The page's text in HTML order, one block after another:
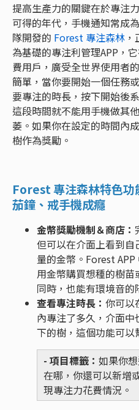
提高生產力的關鍵在於專注
可得的年代，手機通知常成
隊開發的 Forest 專注森林
為基礎的專注利管理APP，
費用戶，廣受全世界使用者
簡單，當你要開始一個任務
要專注的時長，按下開始後
這段時間就不能用手機做其
萎。如果你在設定的時間內
樹作為獎勵。
Forest 專注森林特色功
茄鐘、戒手機成癮
金幣獎勵機制＆商店：
但可以在介面上看到
量的金幣。Forest
用金幣購買想種的樹
同時，也能有環境音的
查看專注時長： 你可以
內專注了多久，介面
下的樹，這個功能可以
- 項目標籤： 如果你
在哪，你還可以新增
現專注力花費情況。